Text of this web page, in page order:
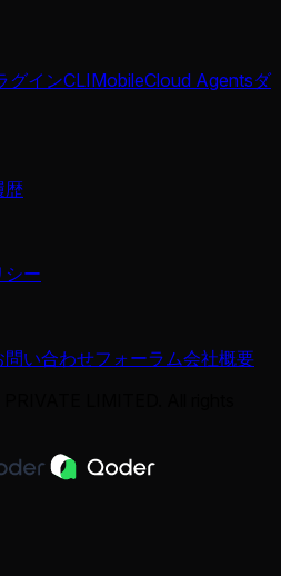
グインCLIMobileCloud Agentsダ
歴
シー
問い合わせフォーラム会社概要